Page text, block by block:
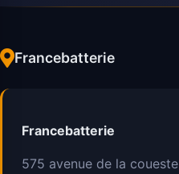
Francebatterie
Francebatterie
575 avenue de la coueste